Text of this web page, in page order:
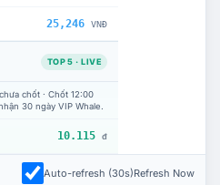
25,246 VNĐ
TOP 5 · LIVE
chốt · Chốt 12:00
30 ngày VIP Whale.
10.115 đ
Auto-refresh (30s)Refresh Now